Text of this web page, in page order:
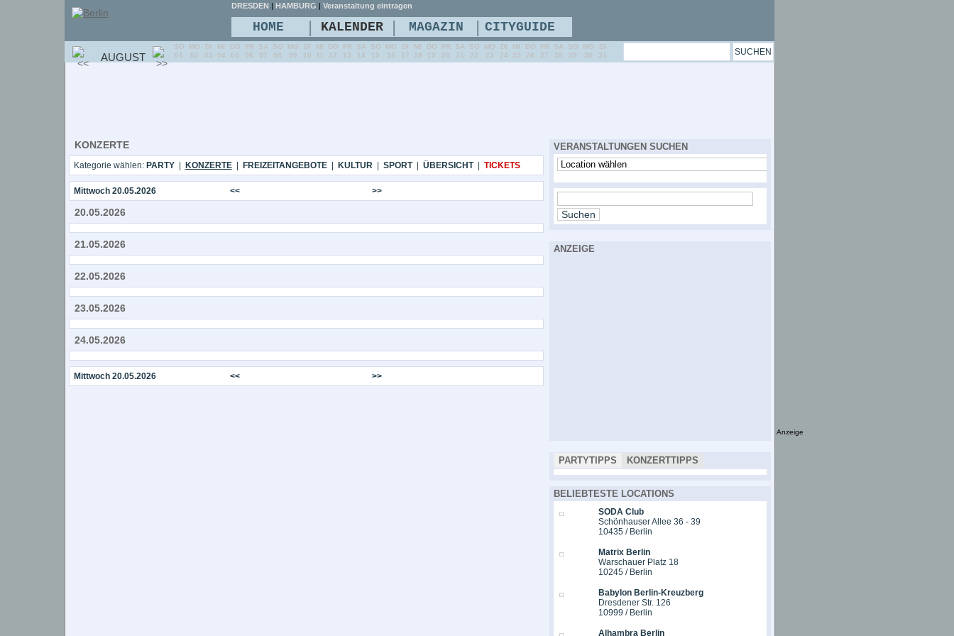
KONZERTE
Kategorie wählen: PARTY| KONZERTE| FREIZEITANGEBOTE| KULTUR| SPORT| ÜBERSICHT| TICKETS
Mittwoch 20.05.2026 << >>
20.05.2026
21.05.2026
22.05.2026
23.05.2026
24.05.2026
Mittwoch 20.05.2026 << >>
VERANSTALTUNGEN SUCHEN
ANZEIGE
PARTYTIPPS KONZERTTIPPS
BELIEBTESTE LOCATIONS
SODA Club
Schönhauser Allee 36 - 39
10435 / Berlin
Matrix Berlin
Warschauer Platz 18
10245 / Berlin
Babylon Berlin-Kreuzberg
Dresdener Str. 126
10999 / Berlin
Alhambra Berlin
DRESDEN | HAMBURG | Veranstaltung eintragen
HOME | KALENDER | MAGAZIN | CITYGUIDE
AUGUST
SO
01
MO
02
DI
03
MI
04
DO
05
FR
06
SA
07
SO
08
MO
09
DI
10
MI
11
DO
12
FR
13
SA
14
SO
15
MO
16
DI
17
MI
18
DO
19
FR
20
SA
21
SO
22
MO
23
DI
24
MI
25
DO
26
FR
27
SA
28
SO
29
MO
30
DI
31
Anzeige